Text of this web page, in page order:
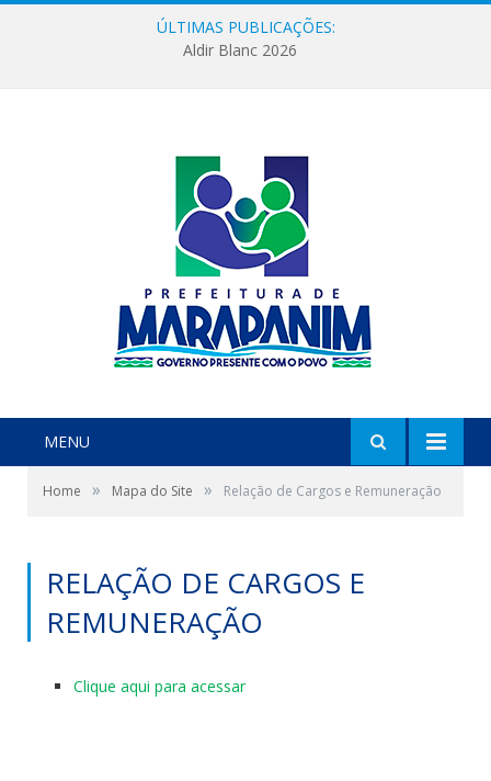
ÚLTIMAS PUBLICAÇÕES:
Aldir Blanc 2026
MENU
Home » Mapa do Site » Relação de Cargos e Remuneração
RELAÇÃO DE CARGOS E
REMUNERAÇÃO
Clique aqui para acessar